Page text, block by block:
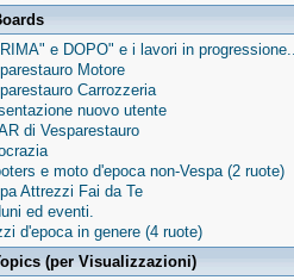
e DOPO" e i lavori in progressione...
Motore
Carrozzeria
nuovo utente
di Vesparestauro
e moto d'epoca non-Vespa (2 ruote)
Attrezzi Fai da Te
ed eventi.
d'epoca in genere (4 ruote)
(per Visualizzazioni)